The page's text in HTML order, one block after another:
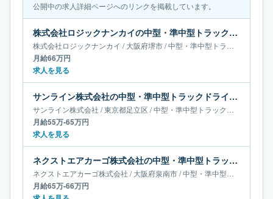
公開中の求人詳細ページへのリンクを掲載しています。
株式会社ロジックナンカイの中型・準中型トラックドライバー求人｜大阪府堺市｜月給66万円
株式会社ロジックナンカイ /大阪府堺市/中型・準中型トラックドライバー
月給66万円
求人を見る
サンライン株式会社の中型・準中型トラックドライバー求人｜東京都足立区｜月給55万-65万円
サンライン株式会社 /東京都足立区 /中型・準中型トラックドライバー
月給55万-65万円
求人を見る
ネクストエアカーゴ株式会社の中型・準中型トラックドライバー求人｜大阪府泉南市｜月給65万-66万円
ネクストエアカーゴ株式会社 /大阪府泉南市/中型・準中型トラックドライバー
月給65万-66万円